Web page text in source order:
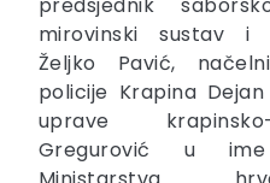
predsjednik
mirovinski sustav i
Željko Pavić,
policije Krapina
uprave
Gregurović u